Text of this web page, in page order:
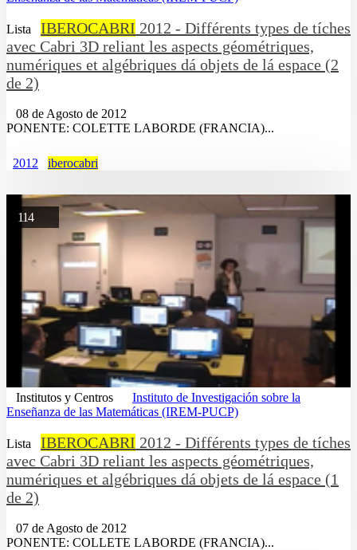
Lista IBEROCABRI 2012 - Différents types de tíches
avec Cabri 3D reliant les aspects géométriques,
numériques et algébriques dá objets de lá espace (2
de 2)
08 de Agosto de 2012
PONENTE: COLETTE LABORDE (FRANCIA)...
2012 iberocabri
114
Institutos y Centros
Instituto de Investigación sobre la
Enseñanza de las Matemáticas (IREM-PUCP)
Lista IBEROCABRI 2012 - Différents types de tíches
avec Cabri 3D reliant les aspects géométriques,
numériques et algébriques dá objets de lá espace (1
de 2)
07 de Agosto de 2012
PONENTE: COLLETE LABORDE (FRANCIA)...